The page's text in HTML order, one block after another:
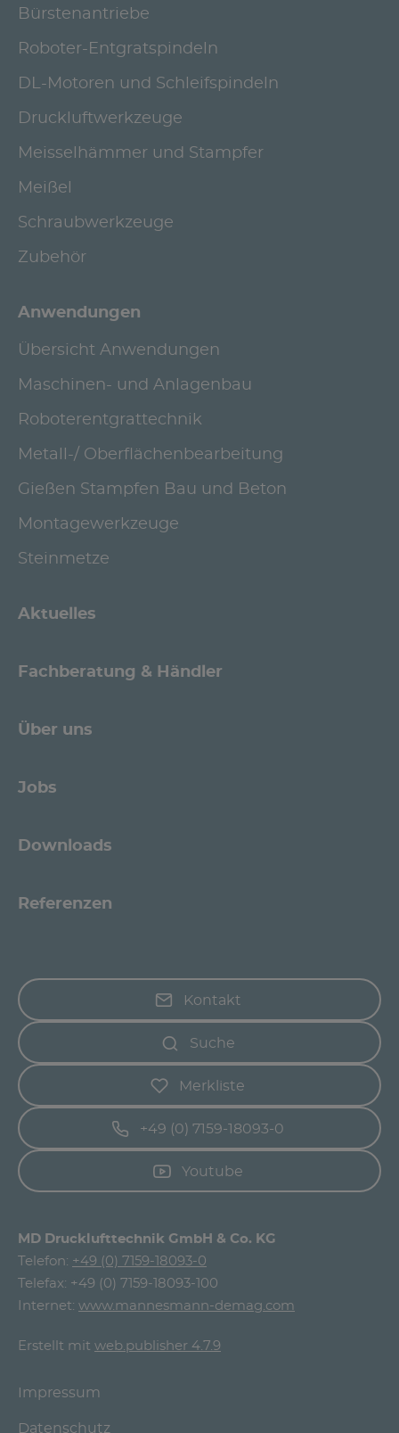
Bürstenantriebe
Roboter-Entgratspindeln
DL-Motoren und Schleifspindeln
Druckluftwerkzeuge
Meisselhämmer und Stampfer
Meißel
Schraubwerkzeuge
Zubehör
Anwendungen
Übersicht Anwendungen
Maschinen- und Anlagenbau
Roboterentgrattechnik
Metall-/ Oberflächenbearbeitung
Gießen Stampfen Bau und Beton
Montagewerkzeuge
Steinmetze
Aktuelles
Fachberatung & Händler
Über uns
Jobs
Downloads
Referenzen
Kontakt
Suche
Merkliste
+49 (0) 7159-18093-0
Youtube
MD Drucklufttechnik GmbH & Co. KG
Telefon: +49 (0) 7159-18093-0
Telefax: +49 (0) 7159-18093-100
Internet: www.mannesmann-demag.com
Erstellt mit web.publisher 4.7.9
Impressum
Datenschutz